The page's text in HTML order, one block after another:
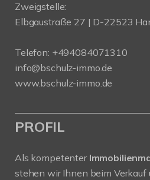
Zweigstelle:
Elbgaustraße 27 | D-22523
Telefon: +494084071310
info@bschulz-immo.de
www.bschulz-immo.de
PROFIL
Als kompetenter
stehen wir Ihnen beim Verkauf